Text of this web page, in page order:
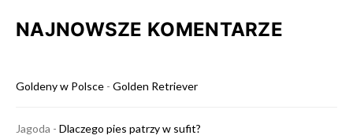
NAJNOWSZE KOMENTARZE
Goldeny w Polsce - Golden Retriever
Jagoda - Dlaczego pies patrzy w sufit?